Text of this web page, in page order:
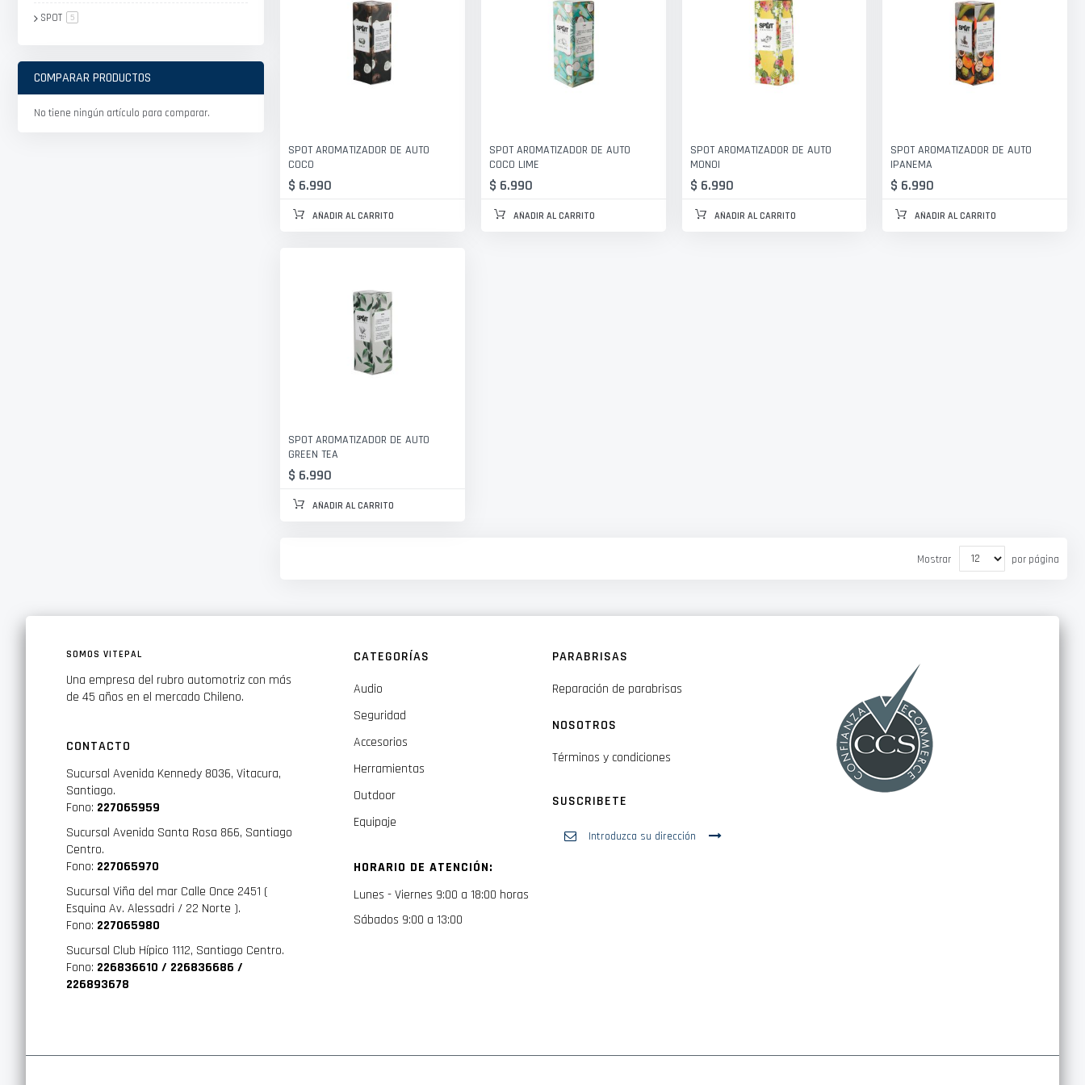
SPOT AROMATIZADOR DE AUTO
COCO
$ 6.990
AÑADIR AL CARRITO
SPOT AROMATIZADOR DE AUTO
COCO LIME
$ 6.990
AÑADIR AL CARRITO
SPOT AROMATIZADOR DE AUTO
MONOI
$ 6.990
AÑADIR AL CARRITO
SPOT AROMATIZADOR DE AUTO
IPANEMA
$ 6.990
AÑADIR AL CARRITO
SPOT AROMATIZADOR DE AUTO
GREEN TEA
$ 6.990
AÑADIR AL CARRITO
Mostrar por página
SPOT 5artículo
COMPARAR PRODUCTOS
No tiene ningún artículo para comparar.
SOMOS VITEPAL
Una empresa del rubro automotriz con más
de 45 años en el mercado Chileno.
CONTACTO
Sucursal Avenida Kennedy 8036, Vitacura,
Santiago.
Fono: 227065959
Sucursal Avenida Santa Rosa 866, Santiago
Centro.
Fono: 227065970
Sucursal Viña del mar Calle Once 2451 (
Esquina Av. Alessadri / 22 Norte ).
Fono: 227065980
Sucursal Club Hípico 1112, Santiago Centro.
Fono: 226836610 / 226836686 /
226893678
CATEGORÍAS
Audio
Seguridad
Accesorios
Herramientas
Outdoor
Equipaje
HORARIO DE ATENCIÓN:
Lunes - Viernes 9:00 a 18:00 horas
Sábados 9:00 a 13:00
PARABRISAS
Reparación de parabrisas
NOSOTROS
Términos y condiciones
SUSCRIBETE